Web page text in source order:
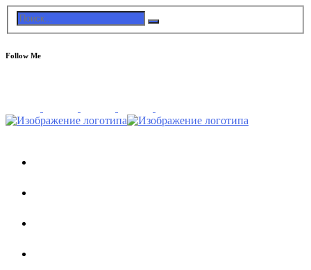
Follow Me